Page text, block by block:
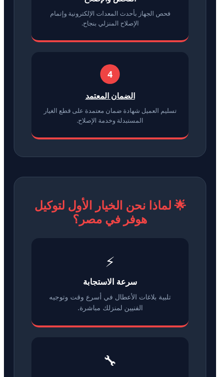
فحص الجهاز بأحدث المعدات الإلكترونية وإتمام
الإصلاح المنزلي بنجاح.
4
الضمان المعتمد
تسليم العميل شهادة ضمان معتمدة على قطع الغيار
المستبدلة وخدمة الإصلاح.
🌟 لماذا نحن الخيار الأول لتوكيل
هوفر في مصر؟
⚡
سرعة الاستجابة
تلبية بلاغات الأعطال في أسرع وقت وتوجيه
الفنيين لمنزلك مباشرة.
🔧